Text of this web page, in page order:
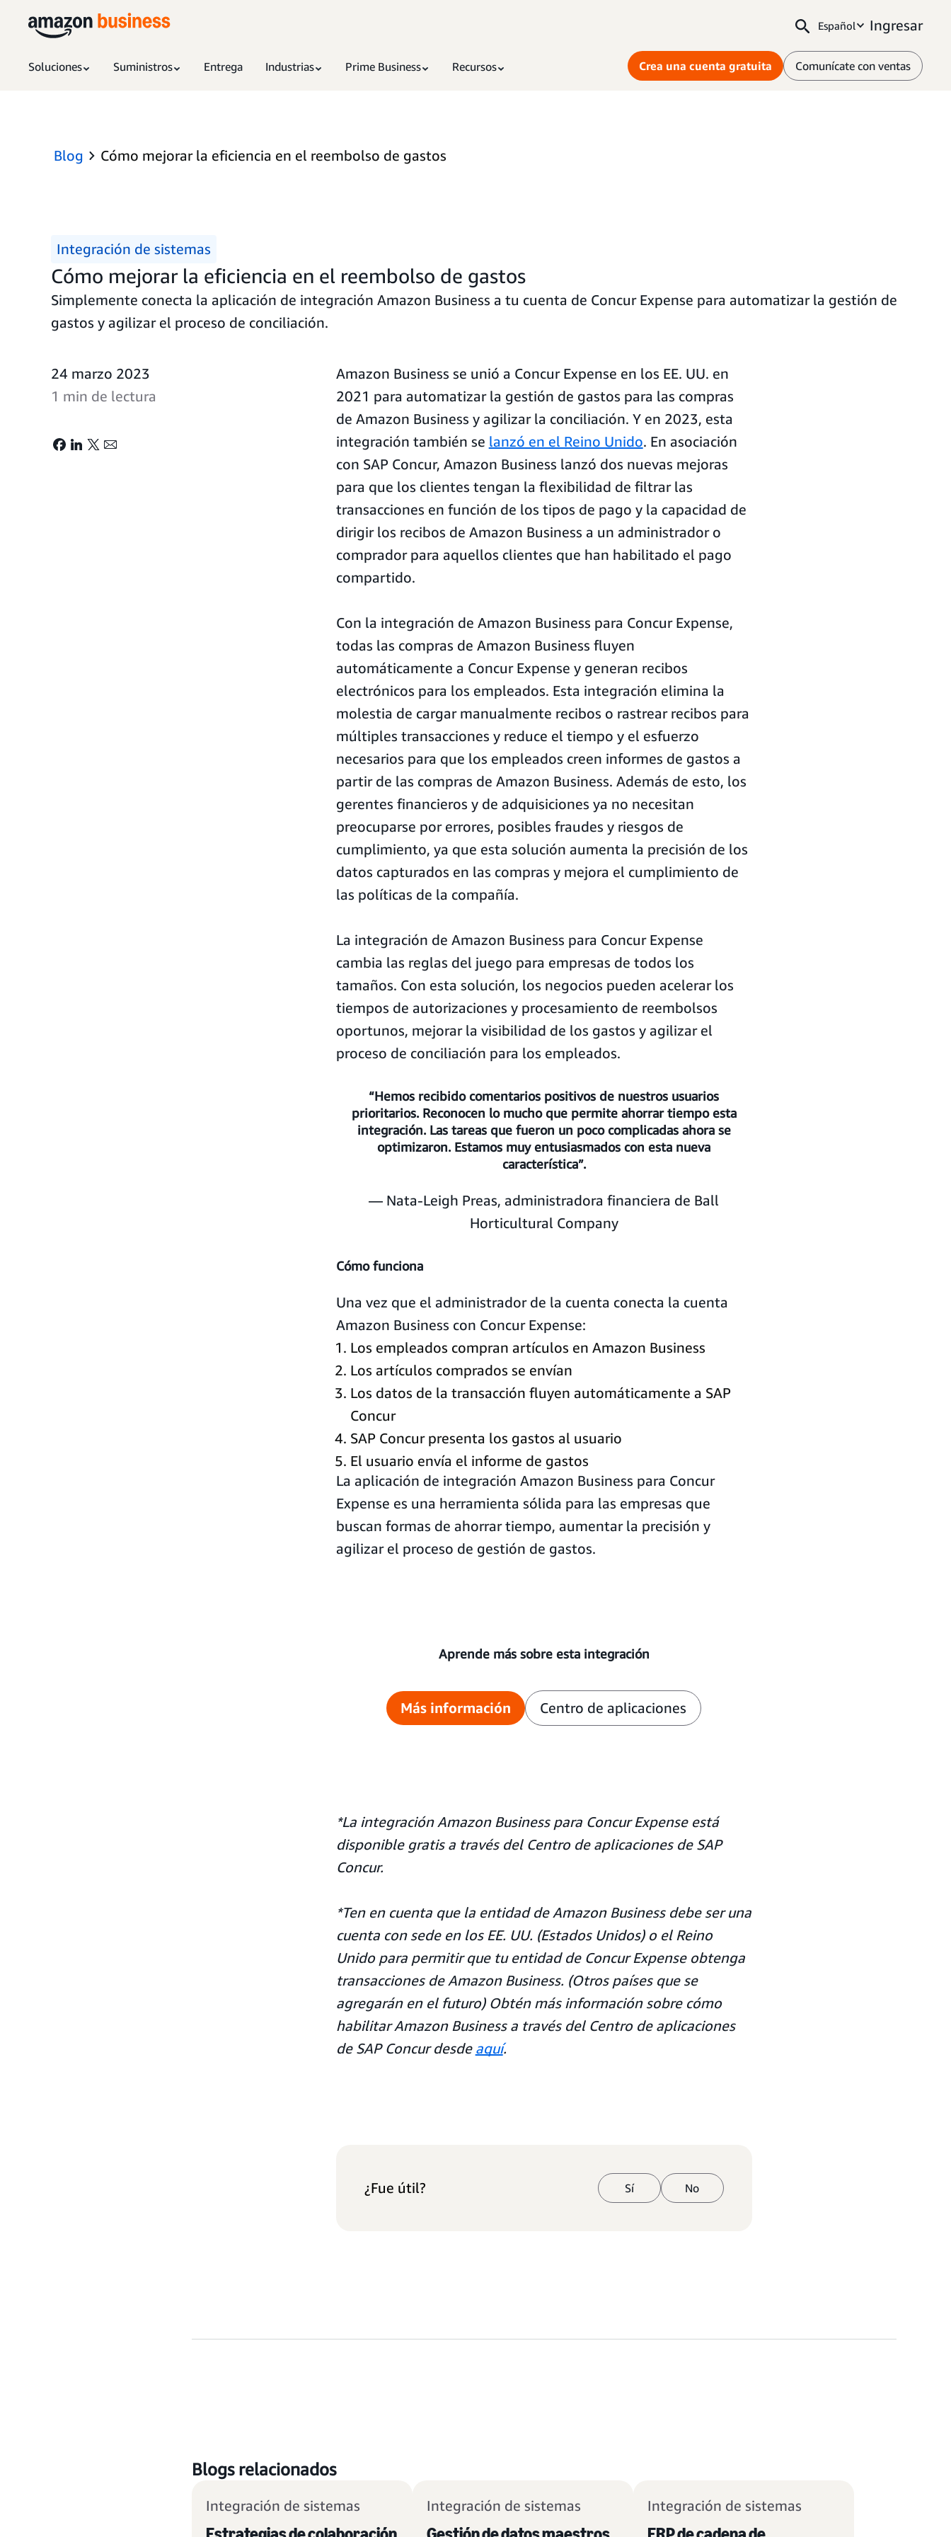
Español Ingresar
Soluciones Suministros Entrega Industrias Prime Business Recursos Crea una cuenta gratuita Comunícate con ventas
Blog Cómo mejorar la eficiencia en el reembolso de gastos
Integración de sistemas
Cómo mejorar la eficiencia en el reembolso de gastos
Simplemente conecta la aplicación de integración Amazon Business a tu cuenta de Concur Expense para automatizar la gestión de
gastos y agilizar el proceso de conciliación.
24 marzo 2023
1 min de lectura
Amazon Business se unió a Concur Expense en los EE. UU. en
2021 para automatizar la gestión de gastos para las compras
de Amazon Business y agilizar la conciliación. Y en 2023, esta
integración también se lanzó en el Reino Unido. En asociación
con SAP Concur, Amazon Business lanzó dos nuevas mejoras
para que los clientes tengan la flexibilidad de filtrar las
transacciones en función de los tipos de pago y la capacidad de
dirigir los recibos de Amazon Business a un administrador o
comprador para aquellos clientes que han habilitado el pago
compartido.
Con la integración de Amazon Business para Concur Expense,
todas las compras de Amazon Business fluyen
automáticamente a Concur Expense y generan recibos
electrónicos para los empleados. Esta integración elimina la
molestia de cargar manualmente recibos o rastrear recibos para
múltiples transacciones y reduce el tiempo y el esfuerzo
necesarios para que los empleados creen informes de gastos a
partir de las compras de Amazon Business. Además de esto, los
gerentes financieros y de adquisiciones ya no necesitan
preocuparse por errores, posibles fraudes y riesgos de
cumplimiento, ya que esta solución aumenta la precisión de los
datos capturados en las compras y mejora el cumplimiento de
las políticas de la compañía.
La integración de Amazon Business para Concur Expense
cambia las reglas del juego para empresas de todos los
tamaños. Con esta solución, los negocios pueden acelerar los
tiempos de autorizaciones y procesamiento de reembolsos
oportunos, mejorar la visibilidad de los gastos y agilizar el
proceso de conciliación para los empleados.
“Hemos recibido comentarios positivos de nuestros usuarios
prioritarios. Reconocen lo mucho que permite ahorrar tiempo esta
integración. Las tareas que fueron un poco complicadas ahora se
optimizaron. Estamos muy entusiasmados con esta nueva
característica”.
— Nata-Leigh Preas, administradora financiera de Ball
Horticultural Company
Cómo funciona
Una vez que el administrador de la cuenta conecta la cuenta
Amazon Business con Concur Expense:
Los empleados compran artículos en Amazon Business
Los artículos comprados se envían
Los datos de la transacción fluyen automáticamente a SAP
Concur
SAP Concur presenta los gastos al usuario
El usuario envía el informe de gastos
La aplicación de integración Amazon Business para Concur
Expense es una herramienta sólida para las empresas que
buscan formas de ahorrar tiempo, aumentar la precisión y
agilizar el proceso de gestión de gastos.
Aprende más sobre esta integración
Más información Centro de aplicaciones
*La integración Amazon Business para Concur Expense está
disponible gratis a través del Centro de aplicaciones de SAP
Concur.
*Ten en cuenta que la entidad de Amazon Business debe ser una
cuenta con sede en los EE. UU. (Estados Unidos) o el Reino
Unido para permitir que tu entidad de Concur Expense obtenga
transacciones de Amazon Business. (Otros países que se
agregarán en el futuro) Obtén más información sobre cómo
habilitar Amazon Business a través del Centro de aplicaciones
de SAP Concur desde aquí.
¿Fue útil? Sí No
Blogs relacionados
Integración de sistemas Integración de sistemas Integración de sistemas